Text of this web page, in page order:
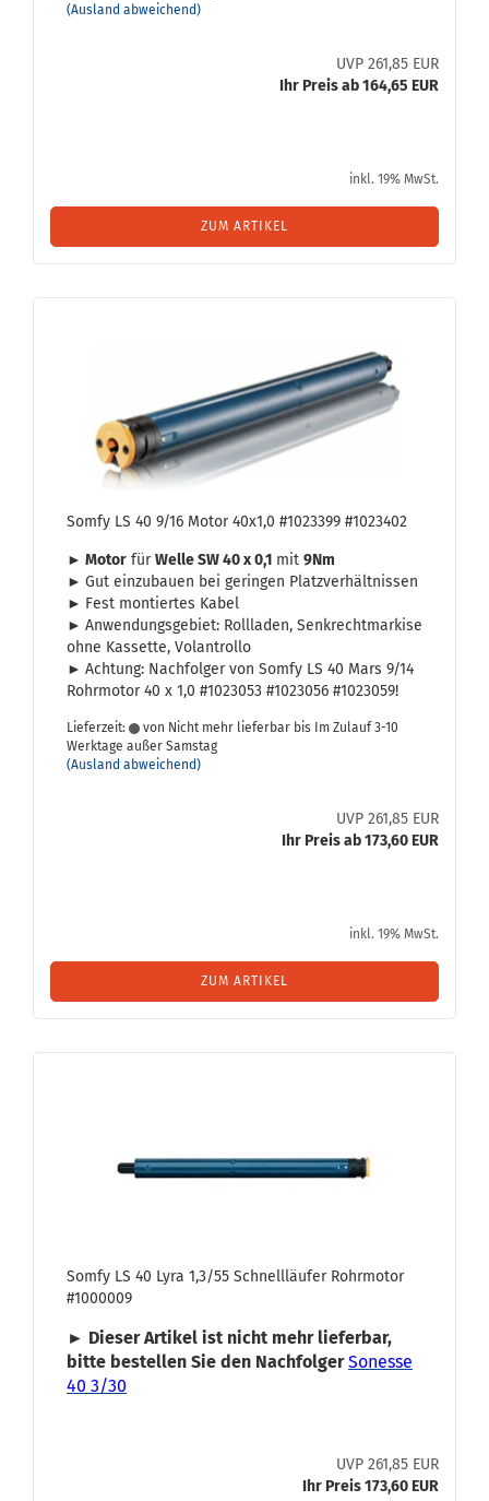
(Ausland abweichend)
UVP 261,85 EUR
Ihr Preis ab 164,65 EUR
inkl. 19% MwSt.
ZUM ARTIKEL
Somfy LS 40 9/16 Motor 40x1,0 #1023399 #1023402
► Motor fürWelle SW 40 x 0,1 mit 9Nm
► Gut ein­zu­bau­en bei ge­rin­gen Platz­ver­hält­nis­sen
► Fest mon­tier­tes Kabel
► An­wen­dungs­ge­biet: Roll­la­den, Senk­recht­mar­ki­se
ohne Kas­set­te, Vo­l­an­trol­lo
► Ach­tung: Nach­fol­ger von Somfy LS 40 Mars 9/14
Rohr­mo­tor 40 x 1,0 #1023053 #1023056 #1023059!
Lieferzeit:
von Nicht mehr lieferbar bis Im Zulauf 3-10
Werktage außer Samstag
(Ausland abweichend)
UVP 261,85 EUR
Ihr Preis ab 173,60 EUR
inkl. 19% MwSt.
ZUM ARTIKEL
Somfy LS 40 Lyra 1,3/55 Schnell­läu­fer Rohr­mo­tor
#1000009
► Die­ser Ar­ti­kel ist nicht mehr lie­fer­bar,
bitte be­stel­len Sie den Nach­fol­gerSo­nes­se
40 3/30
UVP 261,85 EUR
Ihr Preis 173,60 EUR